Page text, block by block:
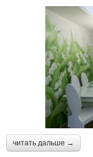
читать дальше →